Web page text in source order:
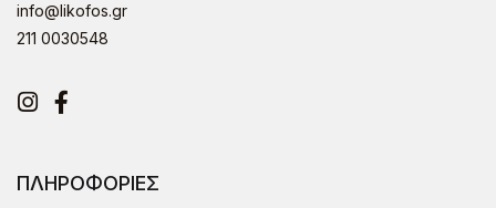
info@likofos.gr
211 0030548
Instagram
Facebook
ΠΛΗΡΟΦΟΡΙΕΣ